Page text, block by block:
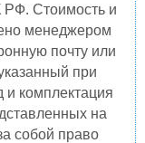
РФ. Стоимость и
менеджером
почту или
при
комплектация
на
собой право